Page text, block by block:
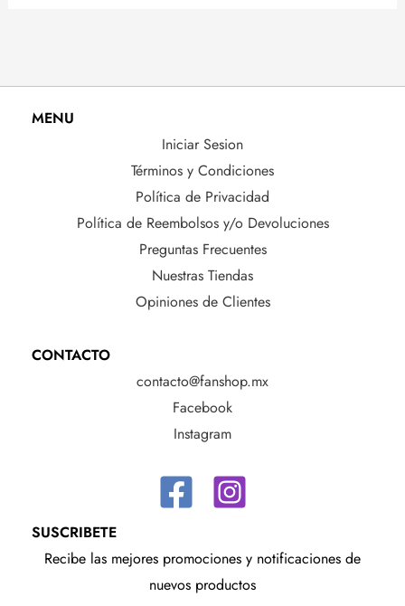
MENU
Iniciar Sesion
Términos y Condiciones
Política de Privacidad
Política de Reembolsos y/o Devoluciones
Preguntas Frecuentes
Nuestras Tiendas
Opiniones de Clientes
CONTACTO
contacto@fanshop.mx
Facebook
Instagram
SUSCRIBETE
Recibe las mejores promociones y notificaciones de
nuevos productos